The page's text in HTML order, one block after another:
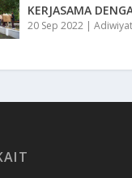
KERJASAMA
20 Sep 2022|